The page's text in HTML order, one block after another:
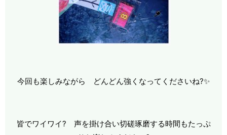
今回も楽しみながら どんどん強くなってくださいね?✨
皆でワイワイ? 声を掛け合い切磋琢磨する時間もたっぷ